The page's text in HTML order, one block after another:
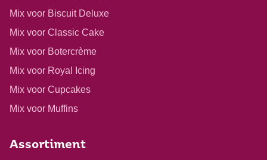
Mix voor Biscuit Deluxe
Mix voor Classic Cake
Mix voor Botercrème
Mix voor Royal Icing
Mix voor Cupcakes
Mix voor Muffins
Assortiment